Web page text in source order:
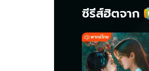
ซีรีส์ฮิตจาก